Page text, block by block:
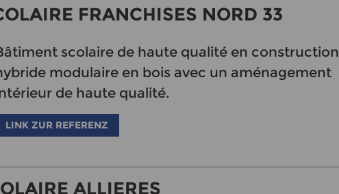
FRANCHISES NORD 33
scolaire de haute qualité en construction
modulaire en bois avec un aménagement
de haute qualité.
LINK ZUR REFERENZ
ALLIERES